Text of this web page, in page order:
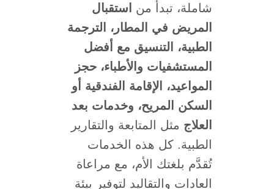
شاملة، تبدأ من
استقبال
المريض في المطار، الترجمة
الطبية، التنسيق مع أفضل
المستشفيات والأطباء، حجز
المواعيد، الإقامة الفندقية أو
السكن المريح، وخدمات بعد
العلاج مثل المتابعة والتقارير
الطبية. كل هذه الخدمات
تُقدَّم بلغتك الأم، مع مراعاة
العادات والتقاليد لتوفير بيئة